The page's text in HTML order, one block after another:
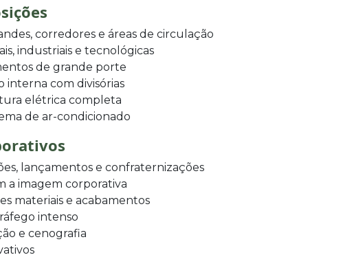
corredores e áreas de circulação
industriais e tecnológicas
de grande porte
interna com divisórias
elétrica completa
de ar-condicionado
lançamentos e confraternizações
a imagem corporativa
materiais e acabamentos
intenso
e cenografia